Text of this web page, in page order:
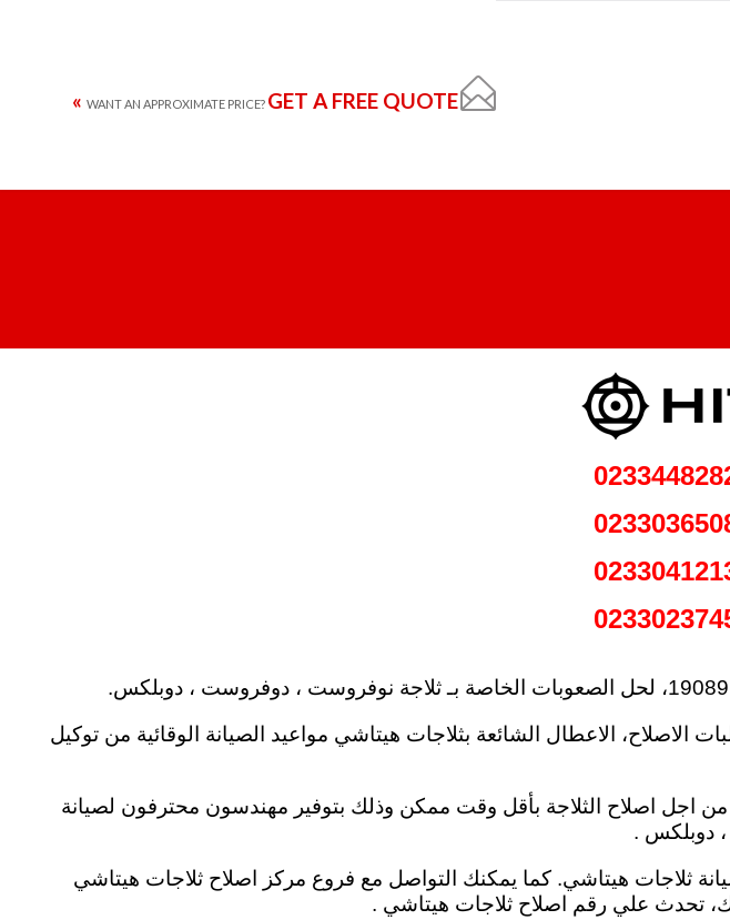

GET A FREE QUOTE »
الاصلاح، الاعطال الشائعة بثلاجات هيتاشي مواعيد الصيانة الوقائية من توكيل
من اجل اصلاح الثلاجة بأقل وقت ممكن وذلك بتوفير مهندسون محترفون لصيانة
، دوبلكس .
ثلاجات هيتاشي. كما يمكنك التواصل مع فروع مركز اصلاح ثلاجات هيتاشي
تحدث علي رقم اصلاح ثلاجات هيتاشي .